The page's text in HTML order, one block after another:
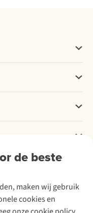
de beste
maken wij gebruik
cookies en